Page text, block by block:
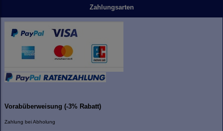
Zahlungsarten
Vorabüberweisung (-3% Rabatt)
Zahlung bei Abholung